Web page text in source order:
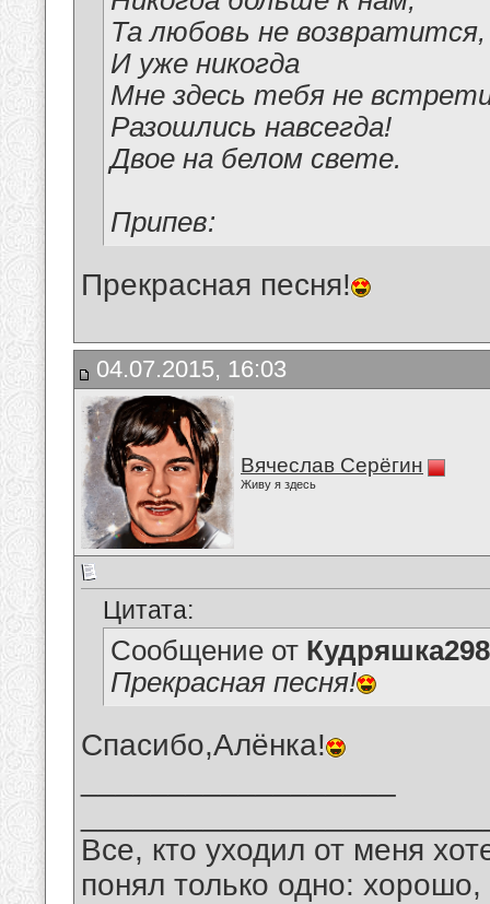
Та любовь не возвратится,
И уже никогда
Мне здесь тебя не
Разошлись навсегда!
Двое на белом свете.
Припев:
Прекрасная песня!
04.07.2015, 16:03
Вячеслав Серёгин
Живу я здесь
Цитата:
Сообщение от Кудряшка298
Прекрасная песня!
Спасибо,Алёнка!
Все, кто уходил от меня
понял только одно: